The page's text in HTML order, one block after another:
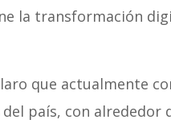
la transformación
que actualmente
país, con alrededor